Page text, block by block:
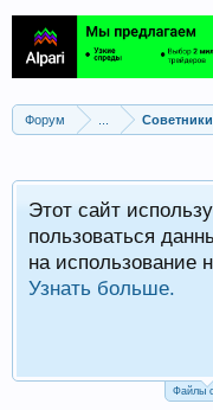
Форум
Этот сайт
пользоваться
на
Узнать больше.
Файлы